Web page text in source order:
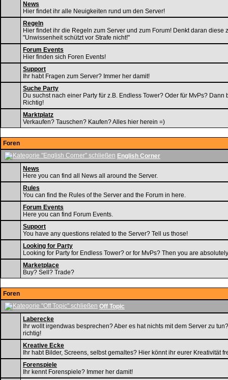
News
Hier findet ihr alle Neuigkeiten rund um den Server!
Regeln
Hier findet ihr die Regeln zum Server und zum Forum! Denkt daran diese
"Unwissenheit schützt vor Strafe nicht!"
Forum Events
Hier finden sich Foren Events!
Support
Ihr habt Fragen zum Server? Immer her damit!
Suche Party
Du suchst nach einer Party für z.B. Endless Tower? Oder für MvPs? Dann
Richtig!
Marktplatz
Verkaufen? Tauschen? Kaufen? Alles hier herein =)
Foren
English Corner
News
Here you can find all News all around the Server.
Rules
You can find the Rules of the Server and the Forum in here.
Forum Events
Here you can find Forum Events.
Support
You have any questions related to the Server? Tell us those!
Looking for Party
Looking for Party for Endless Tower? or for MvPs? Then you are
Marketplace
Buy? Sell? Trade?
Foren
Off Topic
Laberecke
Ihr wollt irgendwas besprechen? Aber es hat nichts mit dem Server zu
richtig!
Kreative Ecke
Ihr habt Bilder, Screens, selbst gemaltes? Hier könnt ihr eurer Kreativität
Forenspiele
Ihr kennt Forenspiele? Immer her damit!